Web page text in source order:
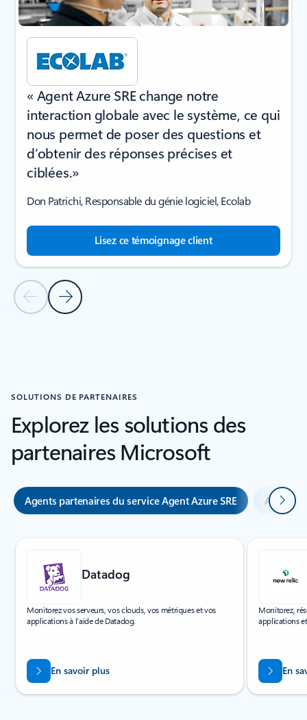
Diapositive précédente
Diapositive suivante
« Agent Azure SRE change notre
interaction globale avec le système, ce qui
nous permet de poser des questions et
d’obtenir des réponses précises et
ciblées.»
Don Patrichi, Responsable du génie logiciel, Ecolab
Lisez ce témoignage client
SOLUTIONS DE PARTENAIRES
Explorez les solutions des
partenaires Microsoft
Agents partenaires du service Agent Azure SRE Agents
Affichage de la diapositive 1 sur 5
Datadog
Monitorez vos serveurs, vos clouds, vos métriques et vos
applications à l’aide de Datadog.
En savoir plus
Monitorez,
applications
En